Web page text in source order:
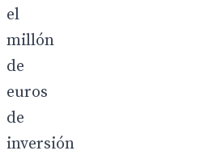
el
millón
de
euros
de
inversión